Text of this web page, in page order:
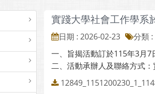
實踐大學社會工作學系
日期 : 2026-02-23 分類
一、旨揭活動訂於115年3月7
二、活動承辦人及聯絡方式